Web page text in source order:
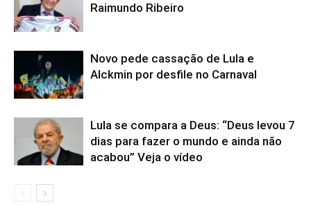
Raimundo Ribeiro
Novo pede cassação de Lula e
Alckmin por desfile no Carnaval
Lula se compara a Deus: “Deus levou 7
dias para fazer o mundo e ainda não
acabou” Veja o vídeo